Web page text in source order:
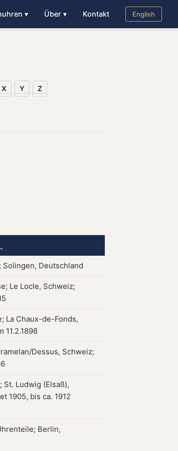
▾ Über ▾ Kontakt English
X Y Z
Solingen, Deutschland
Le Locle, Schweiz;
La Chaux-de-Fonds,
11.2.1898
Dessus, Schweiz;
Ludwig (Elsaß),
1905, bis ca. 1912
Berlin,